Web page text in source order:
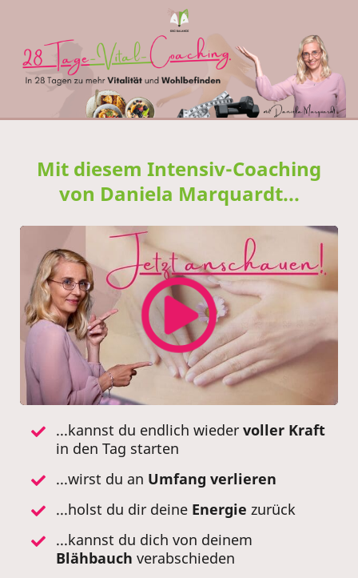
Mit diesem Intensiv-Coaching
von Daniela Marquardt...
...kannst du endlich wieder voller Kraft
in den Tag starten
...wirst du an Umfang verlieren
...holst du dir deine Energie zurück
...kannst du dich von deinem
Blähbauch verabschieden